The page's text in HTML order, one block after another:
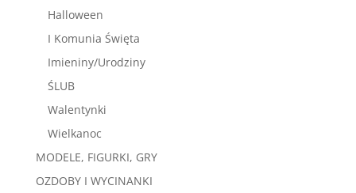
Halloween
I Komunia Święta
Imieniny/Urodziny
ŚLUB
Walentynki
Wielkanoc
MODELE, FIGURKI, GRY
OZDOBY I WYCINANKI